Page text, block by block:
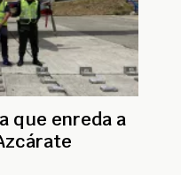
que enreda a